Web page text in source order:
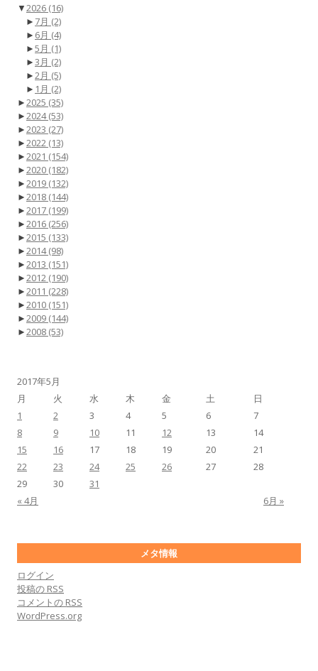
▼2026 (16)
► 7月 (2)
► 6月 (4)
►5月 (1)
►3月 (2)
►2月 (5)
► 1月 (2)
►2025 (35)
►2024(53)
►2023 (27)
►2022 (13)
►2021 (154)
►2020 (182)
►2019 (132)
►2018 (144)
►2017 (199)
►2016 (256)
►2015 (133)
►2014(98)
►2013 (151)
►2012 (190)
►2011 (228)
►2010 (151)
►2009 (144)
►2008 (53)
2017年5月
月
火 水 木 金 土 日
« 4月 6月 »
1 2 3 4 5 6
7
8
9 10 11 12 13
14
15
16 17 18 19 20
21
22
23 24 25 26 27
28
29
30 31
メタ情報
ログイン
投稿の RSS
コメントの RSS
WordPress.org